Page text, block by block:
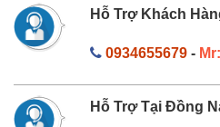
Hỗ Trợ Khách
0934655679-
Hỗ Trợ Tại Đồng